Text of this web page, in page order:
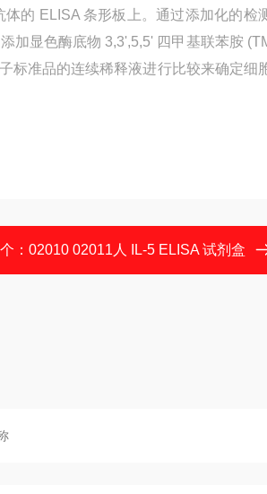
的 ELISA 条形板上。通过添加化的检
加显色酶底物 3,3',5,5' 四甲基联苯胺
标准品的连续稀释液进行比较来确定细
： 02010 02011人 IL-5 ELISA 试剂盒